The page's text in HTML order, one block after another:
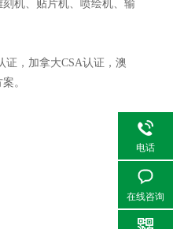
机、贴片机、喷绘机、输
，加拿大CSA认证，澳
。
电话
在线咨询